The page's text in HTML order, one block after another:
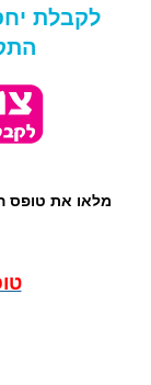
לקבלת
מלאו את טופס